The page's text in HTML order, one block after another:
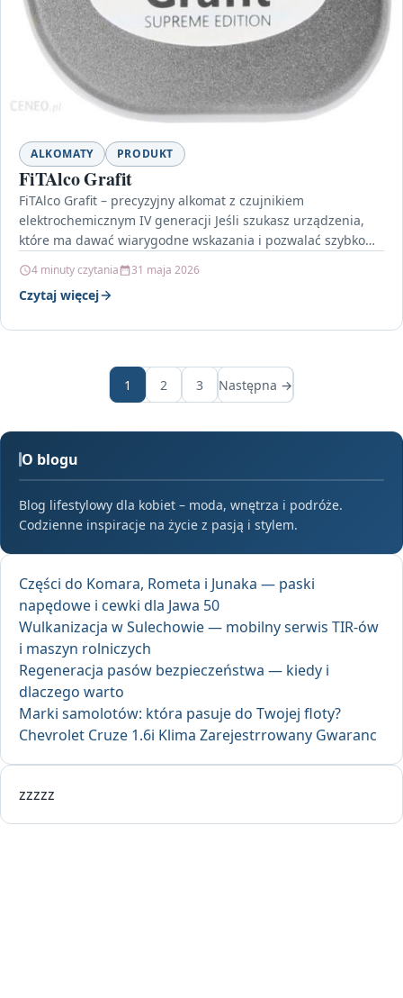
ALKOMATY PRODUKT
FiTAlco Grafit
FiTAlco Grafit – precyzyjny alkomat z czujnikiem
elektrochemicznym IV generacji Jeśli szukasz urządzenia,
które ma dawać wiarygodne wskazania i pozwalać szybko
4 minuty czytania 31 maja 2026
Czytaj więcej
1 2 3 Następna →
O blogu
Blog lifestylowy dla kobiet – moda, wnętrza i podróże.
Codzienne inspiracje na życie z pasją i stylem.
Części do Komara, Rometa i Junaka — paski
napędowe i cewki dla Jawa 50
Wulkanizacja w Sulechowie — mobilny serwis TIR-ów
i maszyn rolniczych
Regeneracja pasów bezpieczeństwa — kiedy i
dlaczego warto
Marki samolotów: która pasuje do Twojej floty?
Chevrolet Cruze 1.6i Klima Zarejestrrowany Gwaranc
zzzzz